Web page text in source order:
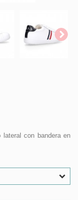
con bandera en